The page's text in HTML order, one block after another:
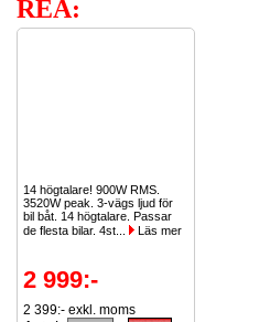
REA:
14 högtalare! 900W RMS.
3520W peak. 3-vägs ljud för
bil båt. 14 högtalare. Passar
de flesta bilar. 4st...
Läs mer
2 999:-
2 399:- exkl. moms